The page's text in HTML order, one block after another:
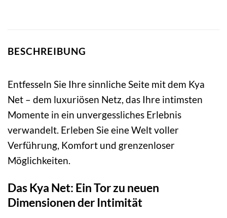
BESCHREIBUNG
Entfesseln Sie Ihre sinnliche Seite mit dem Kya
Net – dem luxuriösen Netz, das Ihre intimsten
Momente in ein unvergessliches Erlebnis
verwandelt. Erleben Sie eine Welt voller
Verführung, Komfort und grenzenloser
Möglichkeiten.
Das Kya Net: Ein Tor zu neuen
Dimensionen der Intimität